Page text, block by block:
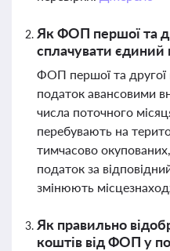
Як ФОП першої та
сплачувати єдиний
ФОП першої та другої
податок авансовими
числа поточного
перебувають на
тимчасово
податок за
змінюють
Як правильно
коштів від ФОП у